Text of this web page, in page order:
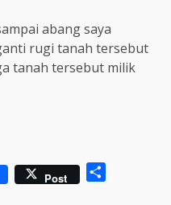
abang saya
rugi tanah tersebut
tanah tersebut milik
Post